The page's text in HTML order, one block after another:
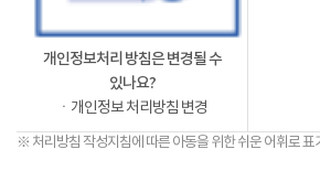
개인정보처리 방침은 변경될 수
있나요?
ㆍ개인정보 처리방침 변경
※ 처리방침 작성지침에 따른 아동을 위한 쉬운 어휘로 표